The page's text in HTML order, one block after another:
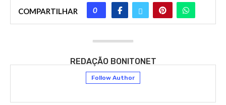
COMPARTILHAR 0
REDAÇÃO BONITONET
Follow Author